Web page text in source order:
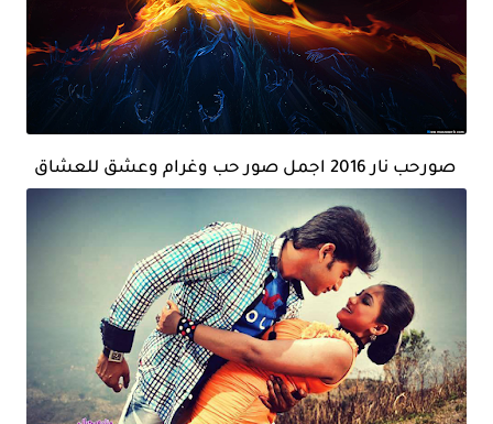
صورحب نار 2016 اجمل صور حب وغرام وعشق للعشاق